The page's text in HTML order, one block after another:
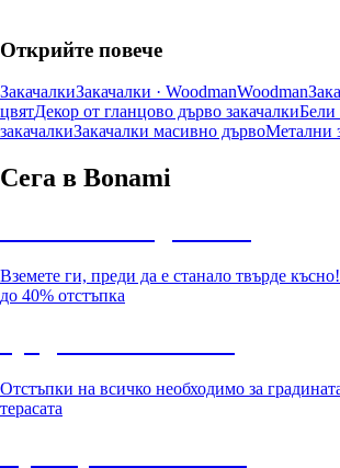
Открийте повече
ЗакачалкиЗакачалки · WoodmanWoodman
цвятДекор от гланцово дърво закачалкиБели
закачалкиЗакачалки масивно дървоМетални
Сега в Bonami
Вземете ги, преди да е станало твърде
до 40% отстъпка
Отстъпки на всичко необходимо за
терасата